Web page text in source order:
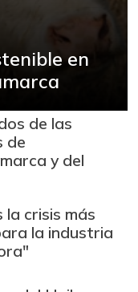
en
de las
de
y del
la crisis más
la industria